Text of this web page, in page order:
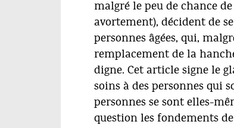
malgré le peu de chance
avortement), décident de
personnes âgées, qui,
remplacement de la
digne. Cet article signe le
soins à des personnes qui
personnes se sont elles-
question les fondements